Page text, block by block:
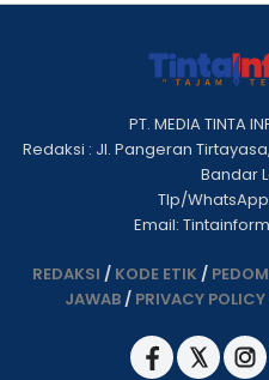
PT. MEDIA TINTA
Redaksi : Jl. Pangeran Tirtayasa,
Bandar
Tlp/WhatsApp
Email:
REDAKSI / KODE ETIK /
JAWAB/ PRIVACY POLICY